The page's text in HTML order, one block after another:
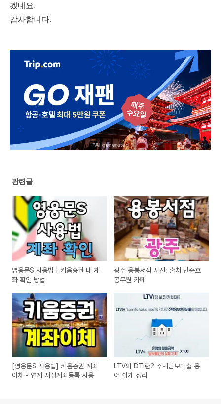
겠네요.
감사합니다.
관련글
영웅문S 사용법 | 키움증권 내 계
좌 확인 방법
광주 용봉서적 사진: 출처 민준호
공무원 카페
[영웅문S 사용법] 키움증권 계좌
이체 - 연계 지정계좌등록 사용
LTV와 DTI란? 주택담보대출 용
어 쉽게 정리